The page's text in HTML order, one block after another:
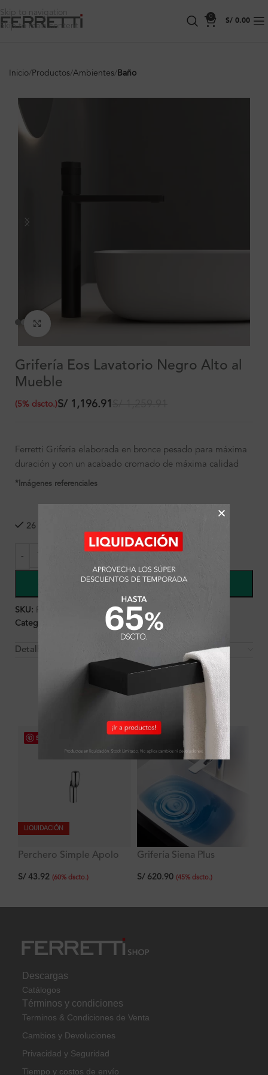
Skip to navigation
Skip to main content
0
S/ 0.00
Inicio Productos Ambientes Baño
Grifería Eos Lavatorio Negro Alto al
Mueble
S/ 1,196.91
(5% dscto.)
Ferretti Grifería elaborada en bronce pesado para máxima
duración y con un acabado cromado de máxima calidad
*Imágenes referenciales
26 disponibles
COMPRAR
SKU: FA7902-B
Categorías:
Baño, Baño, Griferías
Detalles y Material
OTROS PRODUCTOS QUE PUEDEN
INTERESARTE
Save
LIQUIDACIÓN
Perchero Simple Apolo
S/ 43.92 (60% dscto.)
Save
Grifería Siena Plus
S/620.90 (45% dscto.)
Descargas
Catálogos
Términos y condiciones
Terminos & Condiciones de Venta
Cambios y Devoluciones
Privacidad y Seguridad
Tiempo y costos de envío